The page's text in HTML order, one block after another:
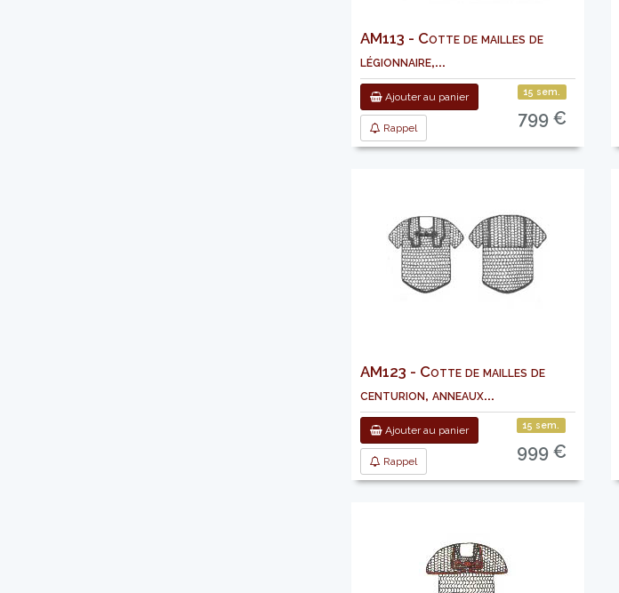
AM113 - Cotte de mailles de
légionnaire,...
Ajouter au panier
Rappel
15 sem.
799 €
AM123 - Cotte de mailles de
centurion, anneaux...
Ajouter au panier
Rappel
15 sem.
999 €